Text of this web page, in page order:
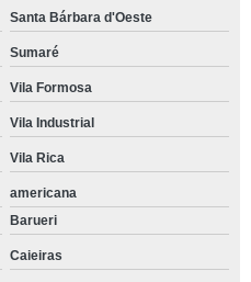
Santa Bárbara d'Oeste
Sumaré
Vila Formosa
Vila Industrial
Vila Rica
americana
Barueri
Caieiras